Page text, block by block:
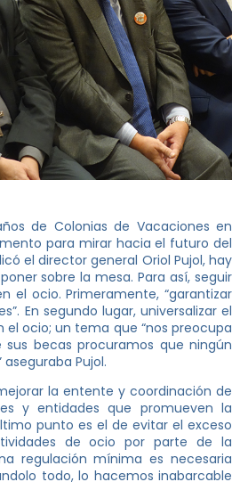
de Colonias de Vacaciones en
para mirar hacia el futuro del
el director general Oriol Pujol, hay
sobre la mesa. Para así, seguir
el ocio. Primeramente, “garantizar
En segundo lugar, universalizar el
ocio; un tema que “nos preocupa
becas procuramos que ningún
Pujol.
la entente y coordinación de
y entidades que promueven la
punto es el de evitar el exceso
de ocio por parte de la
regulación mínima es necesaria
todo, lo hacemos inabarcable